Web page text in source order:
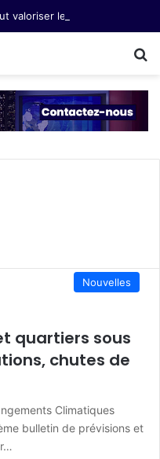
Nouvelles
quartiers sous
chutes de
Climatiques
bulletin de prévisions et